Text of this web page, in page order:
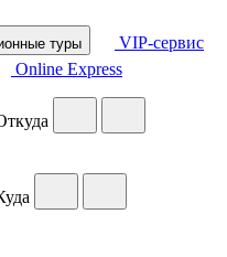
туры
VIP-сервис
Online Express